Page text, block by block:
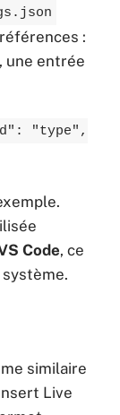
:
une entrée
"type",
Code, ce
similaire
Live